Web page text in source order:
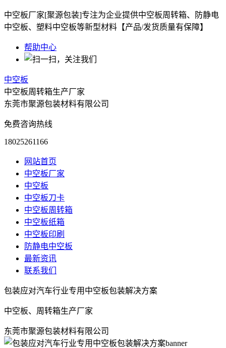
中空板厂家[聚源包装]专注为企业提供中空板周转箱、防静电
中空板、塑料中空板等新型材料【产品/发货质量有保障】
帮助中心
中空板
中空板周转箱生产厂家
东莞市聚源包装材料有限公司
免费咨询热线
18025261166
网站首页
中空板厂家
中空板
中空板刀卡
中空板周转箱
中空板纸箱
中空板印刷
防静电中空板
最新资讯
联系我们
包装应对汽车行业专用中空板包装解决方案
中空板、周转箱生产厂家
东莞市聚源包装材料有限公司